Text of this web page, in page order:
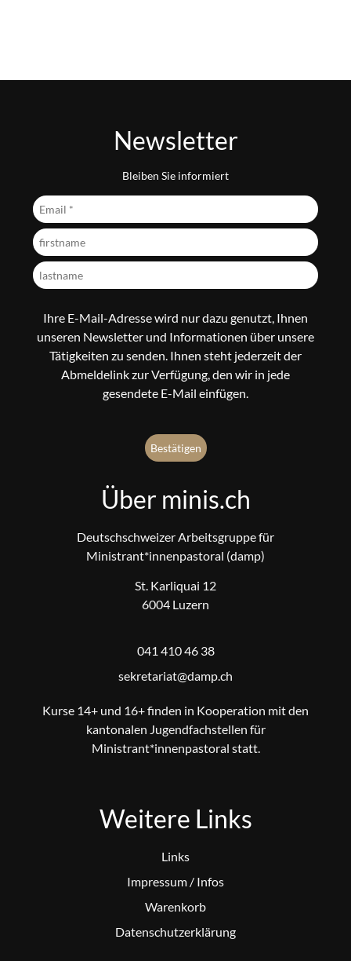
Newsletter
Bleiben Sie informiert
Ihre E-Mail-Adresse wird nur dazu genutzt, Ihnen
unseren Newsletter und Informationen über unsere
Tätigkeiten zu senden. Ihnen steht jederzeit der
Abmeldelink zur Verfügung, den wir in jede
gesendete E-Mail einfügen.
Über minis.ch
Deutschschweizer Arbeitsgruppe für
Ministrant*innenpastoral (damp)
St. Karliquai 12
6004 Luzern
041 410 46 38
hc.pmad
@tairaterkes
Kurse 14+ und 16+ finden in Kooperation mit den
kantonalen Jugendfachstellen für
Ministrant*innenpastoral statt.
Weitere Links
Links
Impressum / Infos
Warenkorb
Datenschutzerklärung